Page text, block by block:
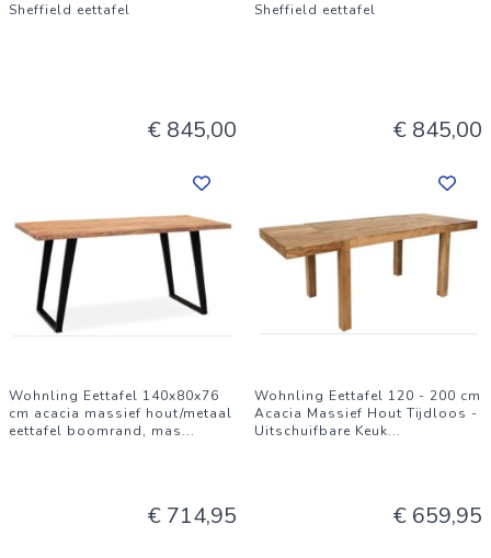
Sheffield eettafel
€ 845,00
Sheffield eettafel
€ 845,00
Wohnling Eettafel 140x80x76
cm acacia massief hout/metaal
eettafel boomrand, mas...
€ 714,95
Wohnling Eettafel 120 - 200 cm
Acacia Massief Hout Tijdloos -
Uitschuifbare Keuk...
€ 659,95